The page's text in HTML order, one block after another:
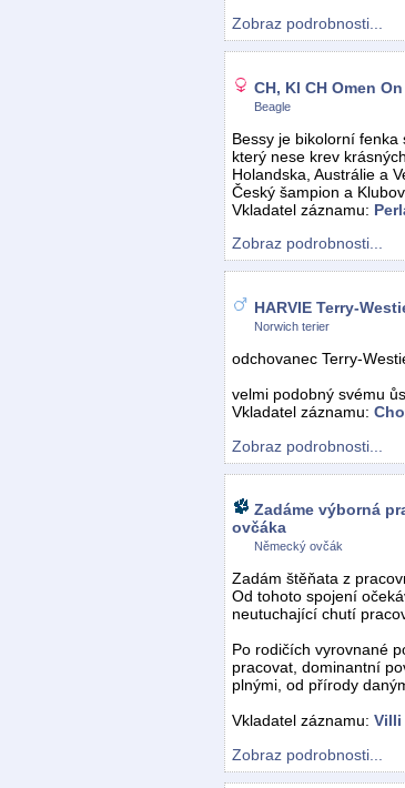
Zobraz podrobnosti...
CH, Kl CH Omen
Beagle
Bessy je bikolorní fenka
který nese krev
Holandska, Austrálie a
Český šampion a
Vkladatel záznamu:
Zobraz podrobnosti...
HARVIE Terry-
Norwich terier
odchovanec Terry-
velmi podobný svému
Vkladatel záznamu:
Zobraz podrobnosti...
Zadáme výborná
ovčáka
Německý ovčák
Zadám štěňata z
Od tohoto spojení
neutuchající chutí
Po rodičích vyrovnané
pracovat, dominantní
plnými, od přírody
Vkladatel záznamu: Villi
Zobraz podrobnosti...